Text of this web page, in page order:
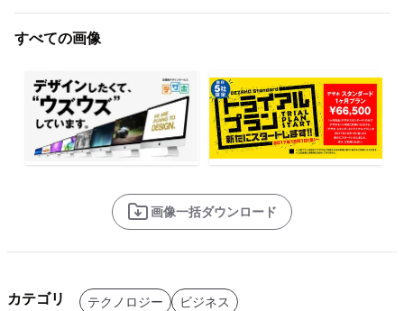
すべての画像
画像一括ダウンロード
カテゴリ テクノロジー ビジネス